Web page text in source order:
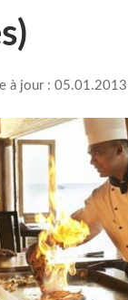
à jour : 05.01.2013